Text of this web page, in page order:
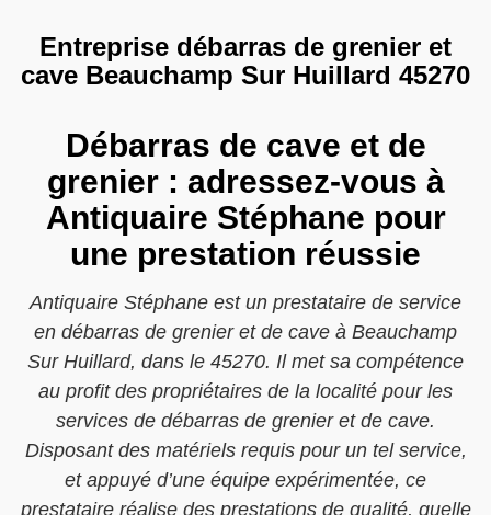
Entreprise débarras de grenier et
cave Beauchamp Sur Huillard 45270
Débarras de cave et de
grenier : adressez-vous à
Antiquaire Stéphane pour
une prestation réussie
Antiquaire Stéphane est un prestataire de service
en débarras de grenier et de cave à Beauchamp
Sur Huillard, dans le 45270. Il met sa compétence
au profit des propriétaires de la localité pour les
services de débarras de grenier et de cave.
Disposant des matériels requis pour un tel service,
et appuyé d’une équipe expérimentée, ce
prestataire réalise des prestations de qualité, quelle